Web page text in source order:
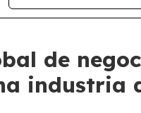
de
industria